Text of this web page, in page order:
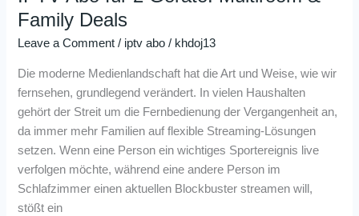
Family Deals
Leave a Comment / iptv abo / khdoj13
Die moderne Medienlandschaft hat die Art und Weise, wie wir
fernsehen, grundlegend verändert. In vielen Haushalten
gehört der Streit um die Fernbedienung der Vergangenheit an,
da immer mehr Familien auf flexible Streaming-Lösungen
setzen. Wenn eine Person ein wichtiges Sportereignis live
verfolgen möchte, während eine andere Person im
Schlafzimmer einen aktuellen Blockbuster streamen will,
stößt ein